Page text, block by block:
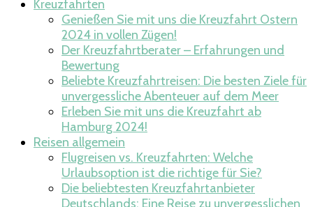
Kreuzfahrten
Genießen Sie mit uns die Kreuzfahrt Ostern
2024 in vollen Zügen!
Der Kreuzfahrtberater – Erfahrungen und
Bewertung
Beliebte Kreuzfahrtreisen: Die besten Ziele für
unvergessliche Abenteuer auf dem Meer
Erleben Sie mit uns die Kreuzfahrt ab
Hamburg 2024!
Reisen allgemein
Flugreisen vs. Kreuzfahrten: Welche
Urlaubsoption ist die richtige für Sie?
Die beliebtesten Kreuzfahrtanbieter
Deutschlands: Eine Reise zu unvergesslichen